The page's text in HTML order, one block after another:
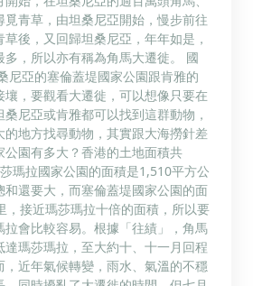
青草，由坦桑尼亞開始，慢步前往
後，又回歸坦桑尼亞，年年如是，
多，所以亦有稱為角馬大遷徙。 國
尼亞的塞倫蓋堤國家公園跟肯雅的
，要觀看大遷徙，可以想像只要在
尼亞或肯雅都可以找到這群動物，
的地方找尋動物，其實跟大海撈針差
公園有多大？香港的土地面積共
瑪拉國家公園的面積是1,510平方公
和還要大，而塞倫蓋堤國家公園的面
，接近瑪莎瑪拉十倍的面積，所以要
拉會比較容易。根據「往績」，角馬
瑪莎瑪拉，至大約十、十一月回程
近年氣候轉變，雨水、氣溫的不穩